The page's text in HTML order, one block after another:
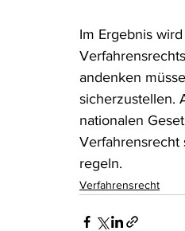
Im Ergebnis
andenken
sicherzustellen.
nationalen
regeln.
Verfahrensrecht